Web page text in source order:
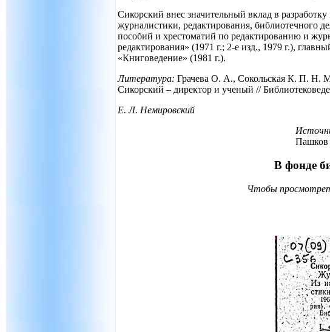
Сикорский внес значительный вклад в
журналистики, редактирования, библиотечного
пособий и хрестоматий по редактированию и
редактирования» (1971 г.; 2-е изд., 1979 г.),
«Книговедение» (1981 г.).
Литература: Грачева О. А., Сокольская К. П. Н.
Сикорский – директор и ученый //
Е. Л. Немировский
Пашков
В фонде
Чтобы